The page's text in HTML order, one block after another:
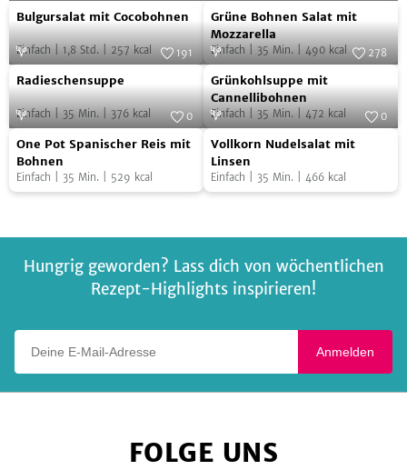
Bulgursalat
mit
Cocobohnen
Juliette Chrétien/AT Verlag
Bulgursalat mit Cocobohnen
Einfach 1,8 Std. 257 kcal
Grüne
Bohnen
Salat
mit
Mozzarella
Foto: SevenCooks
Grüne Bohnen Salat mit
Mozzarella
Einfach 35 Min. 490 kcal
Radieschensuppe
191
Radieschensuppe
Einfach 35 Min. 376 kcal
Grünkohlsuppe
mit
Cannellibohnen
Foto:
278
Grünkohlsuppe mit
Cannellibohnen
Einfach 35 Min. 472 kcal
One
Pot
Spanischer
Foto: SevenCooks
0
One Pot Spanischer Reis mit
Bohnen
Einfach 35 Min. 529 kcal
Vollkorn
Nudelsalat
mit
Foto: SevenCooks
0
Vollkorn Nudelsalat mit
Linsen
Einfach 35 Min. 466 kcal
Hungrig geworden? Lass dich von wöchentlichen
Rezept-Highlights inspirieren!
Anmelden
FOLGE UNS